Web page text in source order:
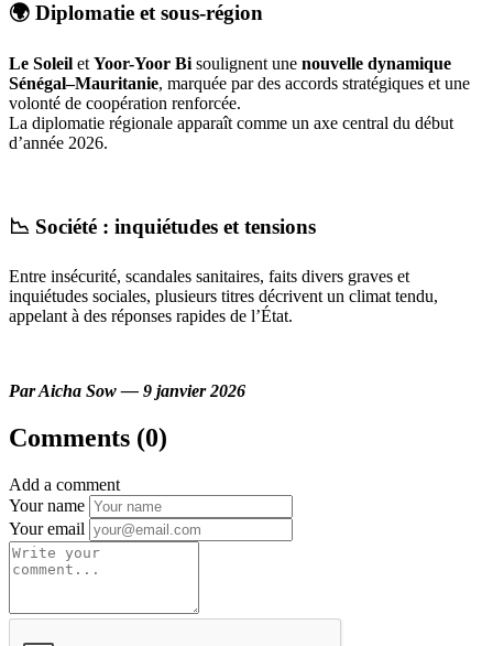
🌍 Diplomatie et sous-région
Le Soleil et Yoor-Yoor Bi soulignent une nouvelle dynamique
Sénégal–Mauritanie, marquée par des accords stratégiques et une
volonté de coopération renforcée.
La diplomatie régionale apparaît comme un axe central du début
d’année 2026.
📉 Société : inquiétudes et tensions
Entre insécurité, scandales sanitaires, faits divers graves et
inquiétudes sociales, plusieurs titres décrivent un climat tendu,
appelant à des réponses rapides de l’État.
Par Aicha Sow — 9 janvier 2026
Comments (0)
Add a comment
Your name
Your email